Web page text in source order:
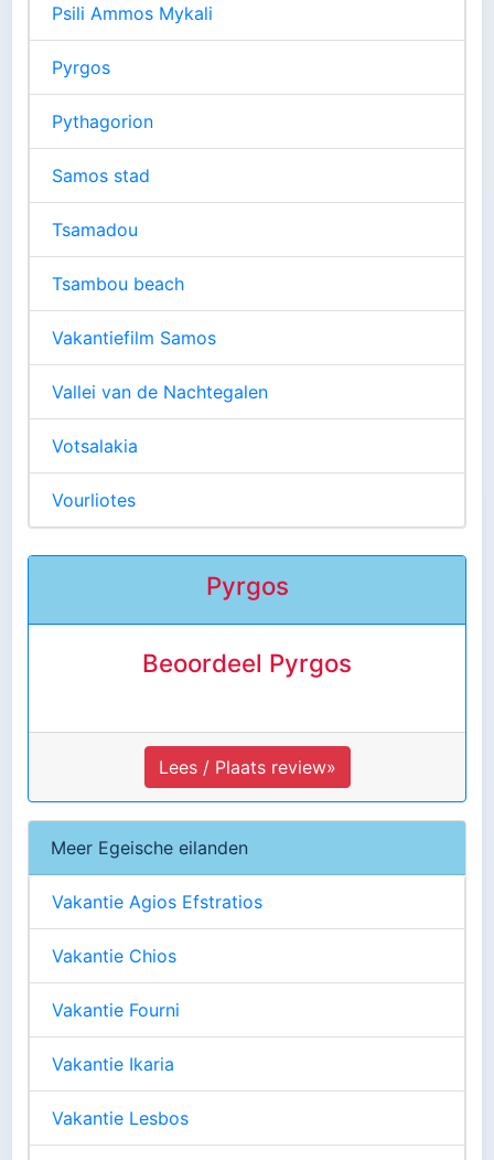
Psili Ammos Mykali
Pyrgos
Pythagorion
Samos stad
Tsamadou
Tsambou beach
Vakantiefilm Samos
Vallei van de Nachtegalen
Votsalakia
Vourliotes
Pyrgos
Beoordeel Pyrgos
Lees / Plaats review»
Meer Egeische eilanden
Vakantie Agios Efstratios
Vakantie Chios
Vakantie Fourni
Vakantie Ikaria
Vakantie Lesbos